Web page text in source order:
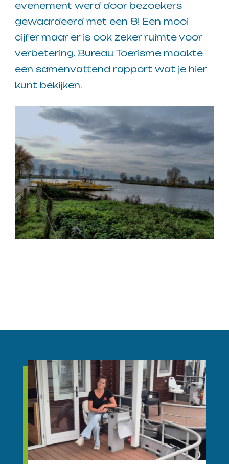
evenement werd door bezoekers
gewaardeerd met een 8! Een mooi
cijfer maar er is ook zeker ruimte voor
verbetering. Bureau Toerisme maakte
een samenvattend rapport wat je hier
kunt bekijken.